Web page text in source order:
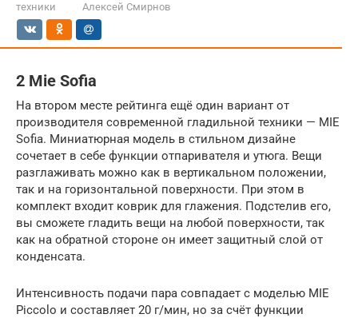
техники
Алексей Смирнов
2 Mie Sofia
На втором месте рейтинга ещё один вариант от
производителя современной гладильной техники — MIE
Sofia. Миниатюрная модель в стильном дизайне
сочетает в себе функции отпаривателя и утюга. Вещи
разглаживать можно как в вертикальном положении,
так и на горизонтальной поверхности. При этом в
комплект входит коврик для глажения. Подстелив его,
вы сможете гладить вещи на любой поверхности, так
как на обратной стороне он имеет защитный слой от
конденсата.
Интенсивность подачи пара совпадает с моделью MIE
Piccolo и составляет 20 г/мин, но за счёт функции